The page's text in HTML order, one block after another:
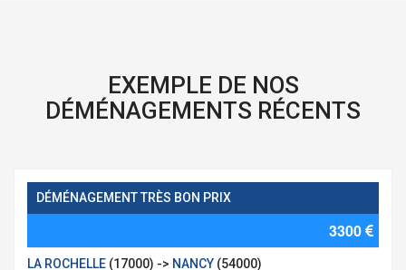
EXEMPLE DE NOS
DÉMÉNAGEMENTS RÉCENTS
DÉMÉNAGEMENT TRÈS BON PRIX
3300
LA ROCHELLE (17000) -> NANCY (54000)